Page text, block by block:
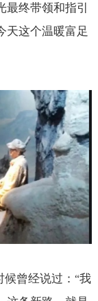
终带领和指引
天这个温暖富足
候曾经说过： “我